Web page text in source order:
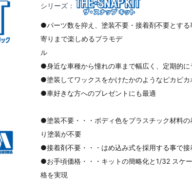
シリーズ：
●パーツ数を抑え、塗装不要・接着剤不要とす
寄りまで楽しめるプラモデ
●身近な車種から憧れの車まで幅広く、定期的に
●塗装してワックスをかけたかのようなピカピカ
●車好きな方へのプレゼントにも最適
●塗装不要・・・ボディ色をプラスチック材料の
り塗装が不要
●接着剤不要・・・はめ込み式を採用する事で接
●お手頃価格・・・キットの簡略化と1/32 スケ
格を実現